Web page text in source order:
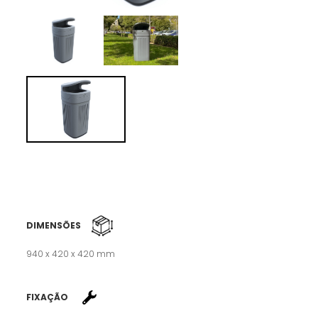
DIMENSÕES
940 x 420 x 420 mm
FIXAÇÃO